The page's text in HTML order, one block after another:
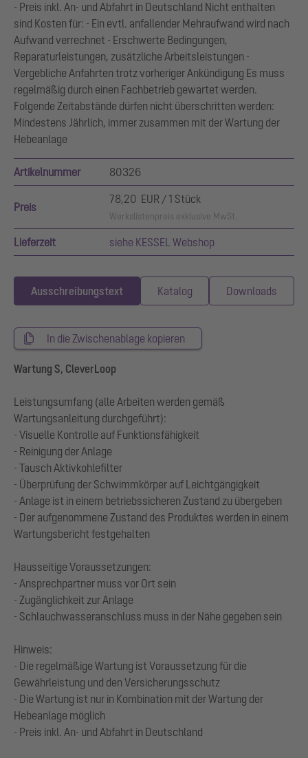
- Preis inkl. An- und Abfahrt in Deutschland Nicht enthalten
sind Kosten für: - Ein evtl. anfallender Mehraufwand wird nach
Aufwand verrechnet - Erschwerte Bedingungen,
Reparaturleistungen, zusätzliche Arbeitsleistungen -
Vergebliche Anfahrten trotz vorheriger Ankündigung Es muss
regelmäßig durch einen Fachbetrieb gewartet werden.
Folgende Zeitabstände dürfen nicht überschritten werden:
Mindestens Jährlich, immer zusammen mit der Wartung der
Hebeanlage
Artikelnummer 80326
Preis
78,20 EUR / 1 Stück
Werkslistenpreis exklusive MwSt.
Lieferzeit siehe KESSEL Webshop
Ausschreibungstext Katalog Downloads
In die Zwischenablage kopieren
Wartung S, CleverLoop
Leistungsumfang (alle Arbeiten werden gemäß
Wartungsanleitung durchgeführt):
- Visuelle Kontrolle auf Funktionsfähigkeit
- Reinigung der Anlage
- Tausch Aktivkohlefilter
- Überprüfung der Schwimmkörper auf Leichtgängigkeit
- Anlage ist in einem betriebssicheren Zustand zu übergeben
- Der aufgenommene Zustand des Produktes werden in einem
Wartungsbericht festgehalten
Hausseitige Voraussetzungen:
- Ansprechpartner muss vor Ort sein
- Zugänglichkeit zur Anlage
- Schlauchwasseranschluss muss in der Nähe gegeben sein
Hinweis:
- Die regelmäßige Wartung ist Voraussetzung für die
Gewährleistung und den Versicherungsschutz
- ‎Die Wartung ist nur in Kombination mit der Wartung der
Hebeanlage möglich
- Preis inkl. An- und Abfahrt in Deutschland